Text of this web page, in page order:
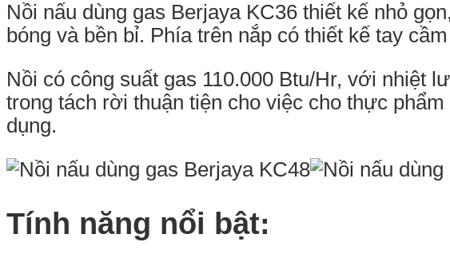
Nồi nấu dùng gas Berjaya KC36 thiết kế nhỏ
bóng và bền bỉ. Phía trên nắp có thiết kế tay
Nồi có công suất gas 110.000 Btu/Hr, với nhiệt
trong tách rời thuận tiện cho việc cho thực
dụng.
Tính năng nổi bật: